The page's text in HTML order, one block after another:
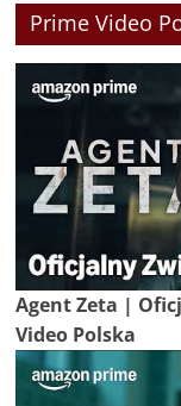
Prime Video
Agent Zeta |
Video Polska